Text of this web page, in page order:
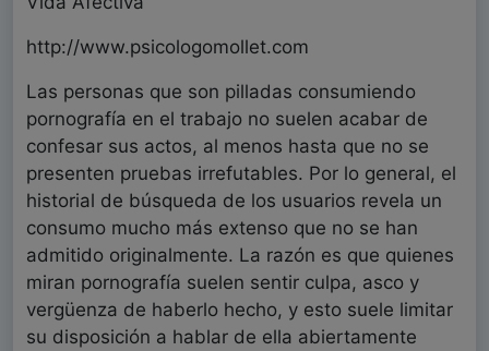
http://www.psicologomollet.com
Las personas que son pilladas consumiendo
pornografía en el trabajo no suelen acabar de
confesar sus actos, al menos hasta que no se
presenten pruebas irrefutables. Por lo general, el
historial de búsqueda de los usuarios revela un
consumo mucho más extenso que no se han
admitido originalmente. La razón es que quienes
miran pornografía suelen sentir culpa, asco y
vergüenza de haberlo hecho, y esto suele limitar
su disposición a hablar de ella abiertamente